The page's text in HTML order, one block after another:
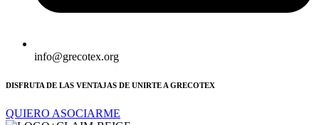
info@grecotex.org
DISFRUTA DE LAS VENTAJAS DE UNIRTE A GRECOTEX
QUIERO ASOCIARME